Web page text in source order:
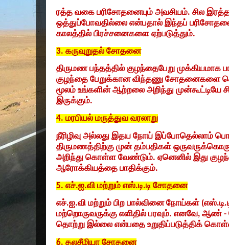
ரத்த வகை பரிசோதனையும் அவசியம். சில
ஒத்துப்போவதில்லை என்பதால் இந்தப்
காலத்தில் பிரச்சனைகளை ஏற்படுத்தும்.
3. கருவுறுதல் சோதனை
திருமண பந்தத்தில் குழந்தைபேறு முக்கியமாக
குழந்தை பேறுக்கான விந்தணு சோதனைகளை
மூலம் உங்களின் ஆற்றலை அறிந்து முன்கூட்டியே
இருக்கும்.
4. மரபியல் மருத்துவ வரலாறு
நீரிழிவு அல்லது இதய நோய் இப்போதெல்லாம்
திருமணத்திற்கு முன் தம்பதிகள்
அறிந்து கொள்ள வேண்டும். ஏனெனில் இது
ஆரோக்கியத்தை பாதிக்கும்.
5. எச்.ஐ.வி மற்றும் எஸ்.டி.டி சோதனை
எச்.ஐ.வி மற்றும் பிற பால்வினை நோய்கள்
மற்றொருவருக்கு எளிதில் பரவும். எனவே, ஆண் -
தொற்று இல்லை என்பதை உறுதிப்படுத்திக்
6. தலசீமியா சோதனை